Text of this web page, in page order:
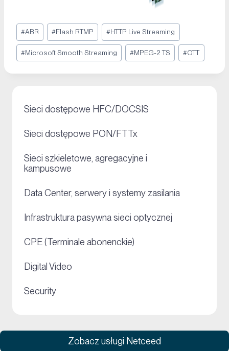
#ABR #Flash RTMP #HTTP Live Streaming
#Microsoft Smooth Streaming #MPEG-2 TS #OTT
Sieci dostępowe HFC/DOCSIS
Sieci dostępowe PON/FTTx
Sieci szkieletowe, agregacyjne i
kampusowe
Data Center, serwery i systemy zasilania
Infrastruktura pasywna sieci optycznej
CPE (Terminale abonenckie)
Digital Video
Security
Zobacz usługi Netceed